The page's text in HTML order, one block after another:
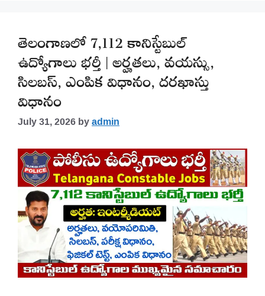
తెలంగాణలో 7,112 కానిస్టేబుల్
ఉద్యోగాలు భర్తీ | అర్హతలు, వయస్సు,
సిలబస్, ఎంపిక విధానం, దరఖాస్తు
విధానం
July 31, 2026byadmin